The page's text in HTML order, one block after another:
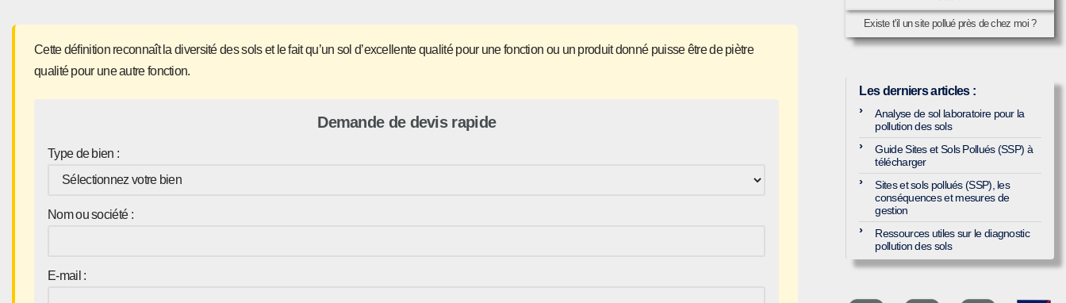
Cette définition reconnaît la diversité des sols et le fait qu’un sol d’excellente qualité pour une fonction ou un produit donné puisse être de piètre
qualité pour une autre fonction.
Demande de devis rapide
Type de bien :
Nom ou société :
E-mail :
Existe t'il un site pollué près de chez moi ?
Les derniers articles :
Analyse de sol laboratoire pour la
pollution des sols
Guide Sites et Sols Pollués (SSP) à
télécharger
Sites et sols pollués (SSP), les
conséquences et mesures de
gestion
Ressources utiles sur le diagnostic
pollution des sols